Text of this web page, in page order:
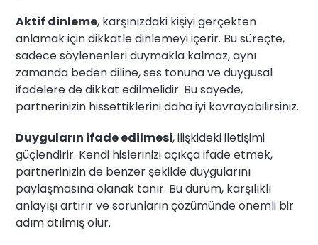
Aktif dinleme, karşınızdaki kişiyi gerçekten
anlamak için dikkatle dinlemeyi içerir. Bu süreçte,
sadece söylenenleri duymakla kalmaz, aynı
zamanda beden diline, ses tonuna ve duygusal
ifadelere de dikkat edilmelidir. Bu sayede,
partnerinizin hissettiklerini daha iyi kavrayabilirsiniz.
Duyguların ifade edilmesi, ilişkideki iletişimi
güçlendirir. Kendi hislerinizi açıkça ifade etmek,
partnerinizin de benzer şekilde duygularını
paylaşmasına olanak tanır. Bu durum, karşılıklı
anlayışı artırır ve sorunların çözümünde önemli bir
adım atılmış olur.